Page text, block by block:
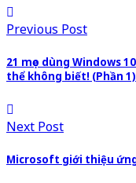
Previous Post
21 mẹo dùng Windows
thể không biết! (Phần 1)
Next Post
Microsoft giới thiệu